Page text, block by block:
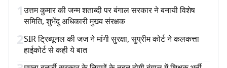
1उत्तम कुमार की जन्म शताब्दी पर बंगाल सरकार ने बनायी विशेष
समिति, शुभेंदु अधिकारी मुख्य संरक्षक
2SIR ट्रिब्यूनल की जज ने मांगी सुरक्षा, सुप्रीम कोर्ट ने कलकत्ता
हाईकोर्ट से कही ये बात